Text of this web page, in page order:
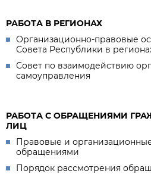
РАБОТА В РЕГИОНАХ
Организационно-правовые
Совета Республики в
Совет по взаимодействию
самоуправления
РАБОТА С ОБРАЩЕНИЯМИ
ЛИЦ
Правовые и
обращениями
Порядок рассмотрения